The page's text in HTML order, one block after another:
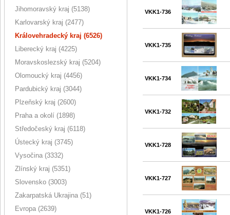
Jihomoravský kraj (5138)
Karlovarský kraj (2477)
Královehradecký kraj (6526)
Liberecký kraj (4225)
Moravskoslezský kraj (5204)
Olomoucký kraj (4456)
Pardubický kraj (3044)
Plzeňský kraj (2600)
Praha a okolí (1898)
Středočeský kraj (6118)
Ústecký kraj (3745)
Vysočina (3332)
Zlínský kraj (5351)
Slovensko (3003)
Zakarpatská Ukrajina (51)
Evropa (2639)
VKK1-736
VKK1-735
VKK1-734
VKK1-732
VKK1-728
VKK1-727
VKK1-726